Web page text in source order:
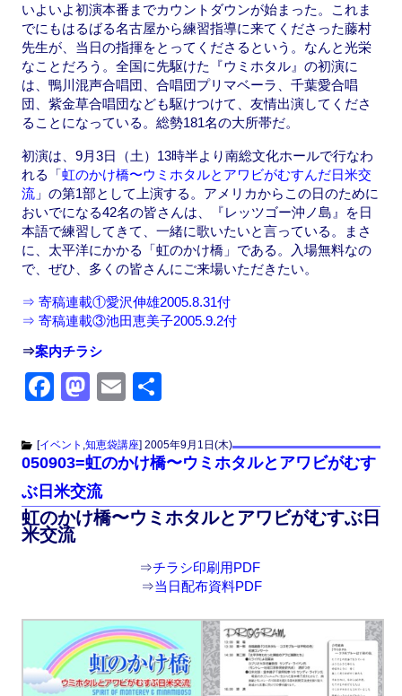
いよいよ初演本番までカウントダウンが始まった。これま
でにもはるばる名古屋から練習指導に来てくださった藤村
先生が、当日の指揮をとってくださるという。なんと光栄
なことだろう。全国に先駆けた『ウミホタル』の初演に
は、鴨川混声合唱団、合唱団プリマベーラ、千葉愛合唱
団、紫金草合唱団なども駆けつけて、友情出演してくださ
ることになっている。総勢181名の大所帯だ。
初演は、9月3日（土）13時半より南総文化ホールで行なわ
れる「虹のかけ橋〜ウミホタルとアワビがむすんだ日米交
流 」の第1部として上演する。アメリカからこの日のために
おいでになる42名の皆さんは、『レッツゴー沖ノ島』を日
本語で練習してきて、一緒に歌いたいと言っている。まさ
に、太平洋にかかる「虹のかけ橋」である。入場無料なの
で、ぜひ、多くの皆さんにご来場いただきたい。
⇒ 寄稿連載①愛沢伸雄2005.8.31付
⇒ 寄稿連載③池田恵美子2005.9.2付
⇒案内チラシ
F
c
e
b
o
M
st
o
d
o
E
ail
[イベント ,知恵袋講座] 2005年9月1日(木)
050903=虹のかけ橋〜ウミホタルとアワビがむす
ぶ日米交流
虹のかけ橋〜ウミホタルとアワビがむすぶ日
米交流
⇒チラシ印刷用PDF
⇒当日配布資料PDF